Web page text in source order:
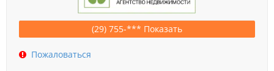
(29) 755-*** Показать
Пожаловаться